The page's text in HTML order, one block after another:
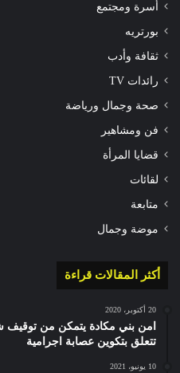
أسرة ومجتمع
بورتريه
ثقافة وأدب
رائدات TV
صحة وجمال ورياضة
فن ومشاهير
قضايا المرأة
لقائات
متابعة
موضة وجمال
أكثر المقالات قراءة
20 أكتوبر، 2020
امن بني مكادة يتمكن من
تتعلق بتكوين عصابة اجرامية
10 يونيو، 2021